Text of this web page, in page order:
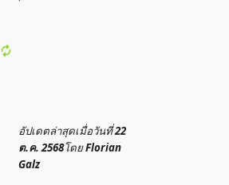
อัปเดตล่าสุดเมื่อวันที่22
ต.ค. 2568โดยFlorian
Galz